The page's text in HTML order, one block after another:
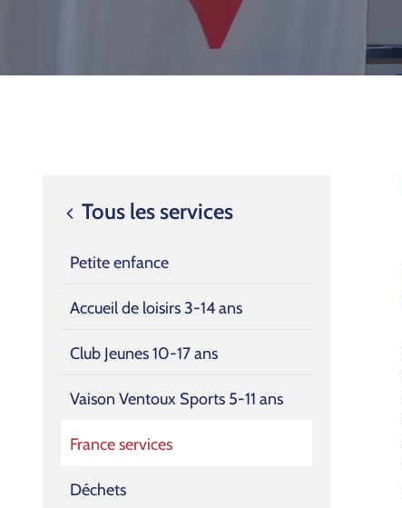
Tous les services
Petite enfance
Accueil de loisirs 3-14 ans
Club Jeunes 10-17 ans
Vaison Ventoux Sports 5-11 ans
France services
Déchets